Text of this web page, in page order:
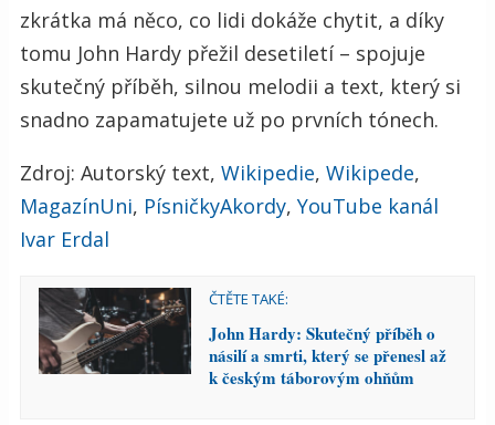
zkrátka má něco, co lidi dokáže chytit, a díky
tomu John Hardy přežil desetiletí – spojuje
skutečný příběh, silnou melodii a text, který si
snadno zapamatujete už po prvních tónech.
Zdroj: Autorský text, Wikipedie, Wikipede,
MagazínUni, PísničkyAkordy, YouTube kanál
Ivar Erdal
ČTĚTE TAKÉ:
John Hardy: Skutečný příběh o
násilí a smrti, který se přenesl až
k českým táborovým ohňům